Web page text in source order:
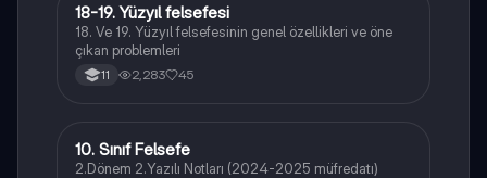
Felsefe
18-19. Yüzyıl felsefesi
18. Ve 19. Yüzyıl felsefesinin genel özellikleri ve öne
çıkan problemleri
11 2,283 45
Felsefe
10. Sınıf Felsefe
2.Dönem 2.Yazılı Notları (2024-2025 müfredatı)